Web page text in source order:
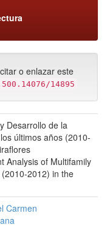
o enlazar este
14895
Desarrollo de la
últimos años (2010-
Analysis of Multifamily
2012) in the
Carmen